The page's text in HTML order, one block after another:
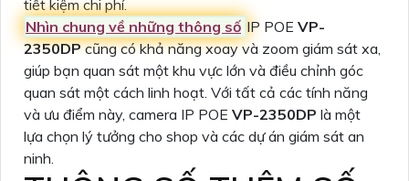
tiết kiệm chi phí.
Nhìn chung về những thông số IP POE VP-
2350DPcũng có khả năng xoay và zoom giám sát xa,
giúp bạn quan sát một khu vực lớn và điều chỉnh góc
quan sát một cách linh hoạt. Với tất cả các tính năng
và ưu điểm này, camera IP POE VP-2350DP là một
lựa chọn lý tưởng cho shop và các dự án giám sát an
ninh.